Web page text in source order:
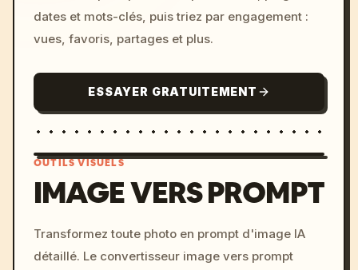
dates et mots-clés, puis triez par engagement :
vues, favoris, partages et plus.
ESSAYER GRATUITEMENT
c, cyberpunk sunset, neon
colors, 8k --v 6.0
OUTILS VISUELS
IMAGE VERS PROMPT
Transformez toute photo en prompt d'image IA
détaillé. Le convertisseur image vers prompt